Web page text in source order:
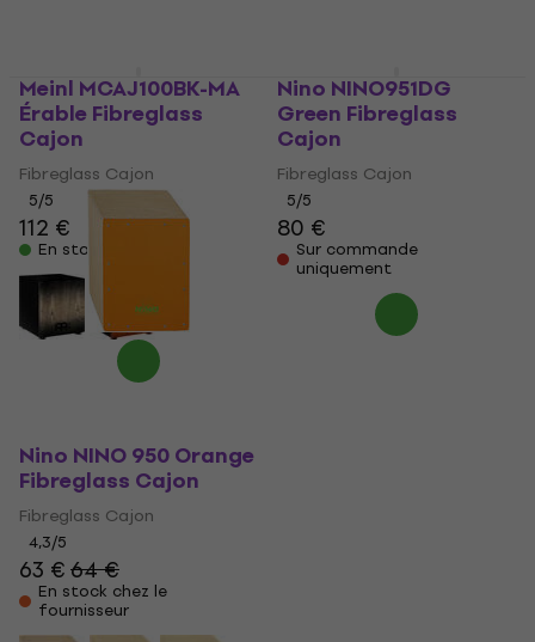
Meinl MCAJ100BK-MA
Érable Fibreglass
Cajon
Fibreglass Cajon
5/5
112 €
En stock
Nino NINO951DG
Green Fibreglass
Cajon
Fibreglass Cajon
5/5
80 €
Sur commande
uniquement
Nino NINO 950 Orange
Fibreglass Cajon
Fibreglass Cajon
4,3/5
63 €64 €
En stock chez le
fournisseur